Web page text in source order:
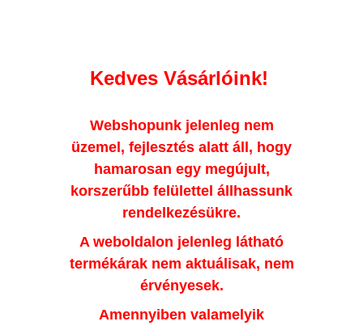
Kedves Vásárlóink!
Webshopunk jelenleg nem
üzemel, fejlesztés alatt áll, hogy
hamarosan egy megújult,
korszerűbb felülettel állhassunk
rendelkezésükre.
A weboldalon jelenleg látható
termékárak nem aktuálisak, nem
érvényesek.
Amennyiben valamelyik